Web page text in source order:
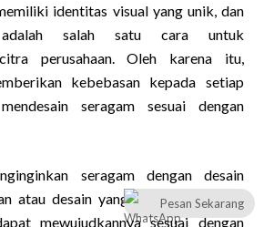
identitas visual yang unik, dan
salah satu cara untuk
perusahaan. Oleh karena itu,
kebebasan kepada setiap
seragam sesuai dengan
seragam dengan desain
atau desain yang lebih kreatif dan
mewujudkannya sesuai dengan
Pesan Sekarang